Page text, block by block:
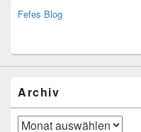
Fefes Blog
Archiv
Archiv